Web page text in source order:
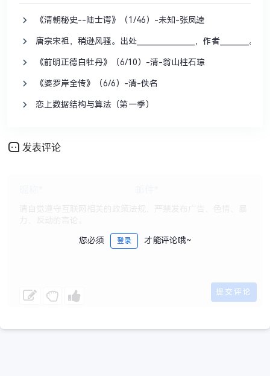
《清朝秘史--陆士谔》（1/46）-未知-张凤逵
唐宗宋祖，稍逊风骚。出处________________，作者________。
《前明正德白牡丹》（6/10）-清-翁山柱石琮
《婆罗岸全传》（6/6）-清-佚名
恋上数据结构与算法（第一季）
发表评论
您必须 登录 才能评论哦~